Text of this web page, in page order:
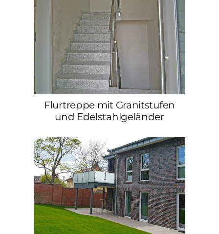
Flurtreppe mit Granitstufen
und Edelstahlgeländer